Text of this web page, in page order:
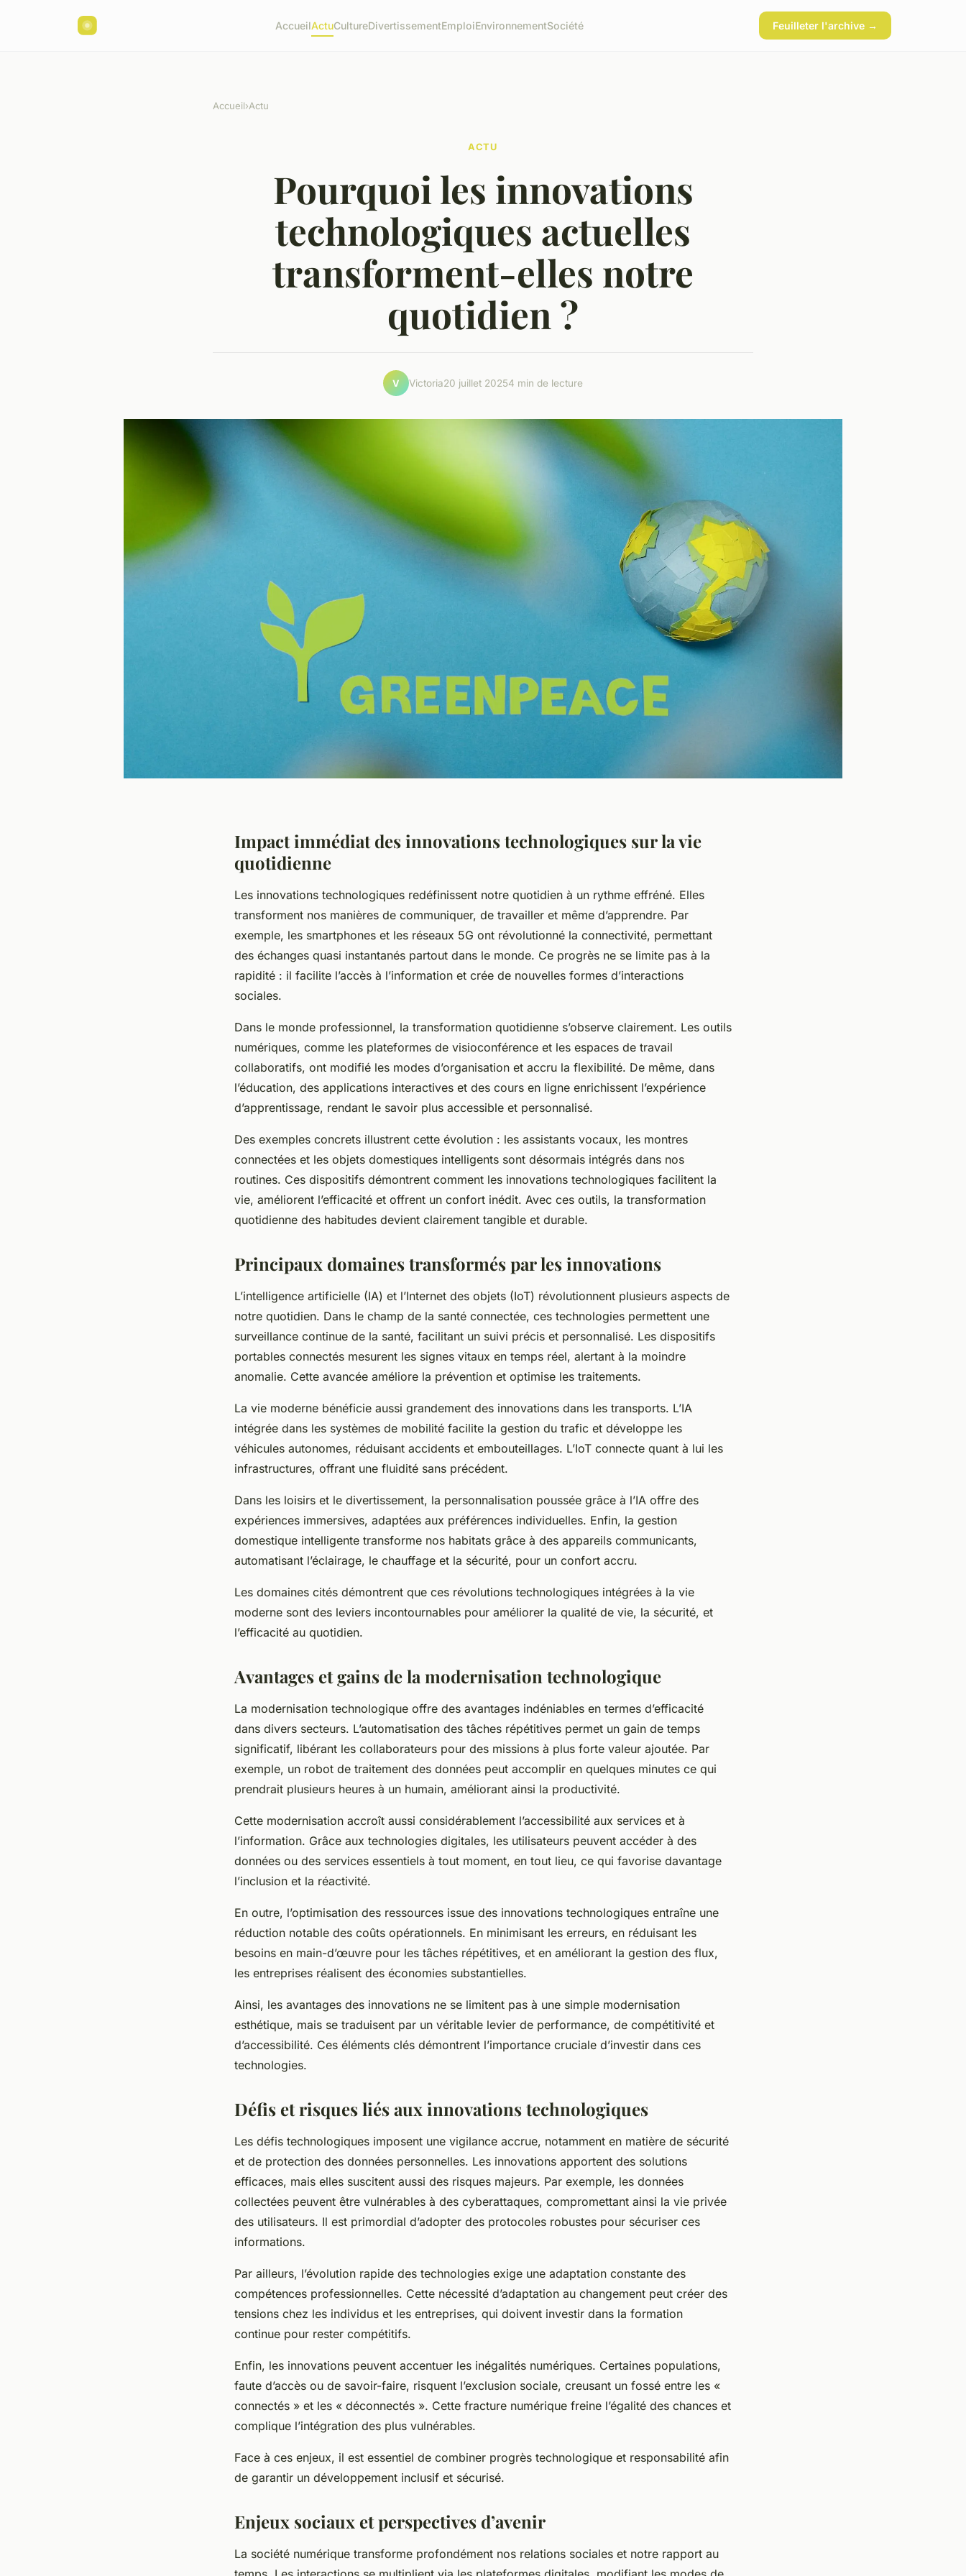
AccueilActuCultureDivertissementEmploiEnvironnementSociété Feuilleter l'archive →
Accueil›Actu
ACTU
Pourquoi les innovations
technologiques actuelles
transforment-elles notre
quotidien ?
V Victoria20 juillet 20254 min de lecture
Impact immédiat des innovations technologiques sur la vie
quotidienne
Les innovations technologiques redéfinissent notre quotidien à un rythme effréné. Elles
transforment nos manières de communiquer, de travailler et même d’apprendre. Par
exemple, les smartphones et les réseaux 5G ont révolutionné la connectivité, permettant
des échanges quasi instantanés partout dans le monde. Ce progrès ne se limite pas à la
rapidité : il facilite l’accès à l’information et crée de nouvelles formes d’interactions
sociales.
Dans le monde professionnel, la transformation quotidienne s’observe clairement. Les outils
numériques, comme les plateformes de visioconférence et les espaces de travail
collaboratifs, ont modifié les modes d’organisation et accru la flexibilité. De même, dans
l’éducation, des applications interactives et des cours en ligne enrichissent l’expérience
d’apprentissage, rendant le savoir plus accessible et personnalisé.
Des exemples concrets illustrent cette évolution : les assistants vocaux, les montres
connectées et les objets domestiques intelligents sont désormais intégrés dans nos
routines. Ces dispositifs démontrent comment les innovations technologiques facilitent la
vie, améliorent l’efficacité et offrent un confort inédit. Avec ces outils, la transformation
quotidienne des habitudes devient clairement tangible et durable.
Principaux domaines transformés par les innovations
L’intelligence artificielle (IA) et l’Internet des objets (IoT) révolutionnent plusieurs aspects de
notre quotidien. Dans le champ de la santé connectée, ces technologies permettent une
surveillance continue de la santé, facilitant un suivi précis et personnalisé. Les dispositifs
portables connectés mesurent les signes vitaux en temps réel, alertant à la moindre
anomalie. Cette avancée améliore la prévention et optimise les traitements.
La vie moderne bénéficie aussi grandement des innovations dans les transports. L’IA
intégrée dans les systèmes de mobilité facilite la gestion du trafic et développe les
véhicules autonomes, réduisant accidents et embouteillages. L’IoT connecte quant à lui les
infrastructures, offrant une fluidité sans précédent.
Dans les loisirs et le divertissement, la personnalisation poussée grâce à l’IA offre des
expériences immersives, adaptées aux préférences individuelles. Enfin, la gestion
domestique intelligente transforme nos habitats grâce à des appareils communicants,
automatisant l’éclairage, le chauffage et la sécurité, pour un confort accru.
Les domaines cités démontrent que ces révolutions technologiques intégrées à la vie
moderne sont des leviers incontournables pour améliorer la qualité de vie, la sécurité, et
l’efficacité au quotidien.
Avantages et gains de la modernisation technologique
La modernisation technologique offre des avantages indéniables en termes d’efficacité
dans divers secteurs. L’automatisation des tâches répétitives permet un gain de temps
significatif, libérant les collaborateurs pour des missions à plus forte valeur ajoutée. Par
exemple, un robot de traitement des données peut accomplir en quelques minutes ce qui
prendrait plusieurs heures à un humain, améliorant ainsi la productivité.
Cette modernisation accroît aussi considérablement l’accessibilité aux services et à
l’information. Grâce aux technologies digitales, les utilisateurs peuvent accéder à des
données ou des services essentiels à tout moment, en tout lieu, ce qui favorise davantage
l’inclusion et la réactivité.
En outre, l’optimisation des ressources issue des innovations technologiques entraîne une
réduction notable des coûts opérationnels. En minimisant les erreurs, en réduisant les
besoins en main-d’œuvre pour les tâches répétitives, et en améliorant la gestion des flux,
les entreprises réalisent des économies substantielles.
Ainsi, les avantages des innovations ne se limitent pas à une simple modernisation
esthétique, mais se traduisent par un véritable levier de performance, de compétitivité et
d’accessibilité. Ces éléments clés démontrent l’importance cruciale d’investir dans ces
technologies.
Défis et risques liés aux innovations technologiques
Les défis technologiques imposent une vigilance accrue, notamment en matière de sécurité
et de protection des données personnelles. Les innovations apportent des solutions
efficaces, mais elles suscitent aussi des risques majeurs. Par exemple, les données
collectées peuvent être vulnérables à des cyberattaques, compromettant ainsi la vie privée
des utilisateurs. Il est primordial d’adopter des protocoles robustes pour sécuriser ces
informations.
Par ailleurs, l’évolution rapide des technologies exige une adaptation constante des
compétences professionnelles. Cette nécessité d’adaptation au changement peut créer des
tensions chez les individus et les entreprises, qui doivent investir dans la formation
continue pour rester compétitifs.
Enfin, les innovations peuvent accentuer les inégalités numériques. Certaines populations,
faute d’accès ou de savoir-faire, risquent l’exclusion sociale, creusant un fossé entre les «
connectés » et les « déconnectés ». Cette fracture numérique freine l’égalité des chances et
complique l’intégration des plus vulnérables.
Face à ces enjeux, il est essentiel de combiner progrès technologique et responsabilité afin
de garantir un développement inclusif et sécurisé.
Enjeux sociaux et perspectives d’avenir
La société numérique transforme profondément nos relations sociales et notre rapport au